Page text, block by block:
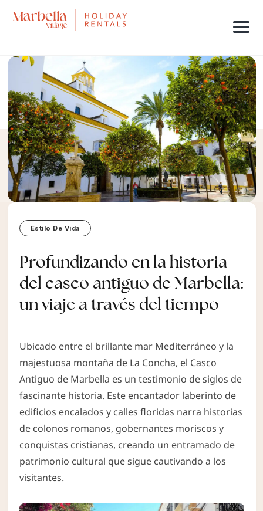
Menu
Estilo De Vida
Profundizando en la historia
del casco antiguo de Marbella:
un viaje a través del tiempo
Ubicado entre el brillante mar Mediterráneo y la
majestuosa montaña de La Concha, el Casco
Antiguo de Marbella es un testimonio de siglos de
fascinante historia. Este encantador laberinto de
edificios encalados y calles floridas narra historias
de colonos romanos, gobernantes moriscos y
conquistas cristianas, creando un entramado de
patrimonio cultural que sigue cautivando a los
visitantes.